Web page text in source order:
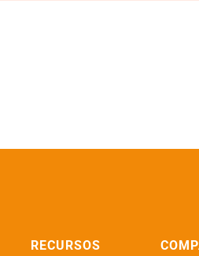
RECURSOS